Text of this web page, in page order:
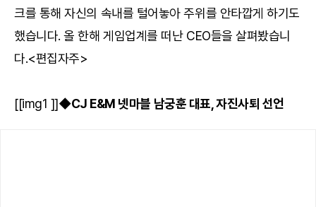
크를 통해 자신의 속내를 털어놓아 주위를 안타깝게 하기도
했습니다. 올 한해 게임업계를 떠난 CEO들을 살펴봤습니
다.<편집자주>
[[img1 ]]◆CJ E&M 넷마블 남궁훈 대표, 자진사퇴 선언